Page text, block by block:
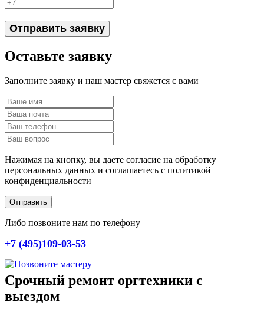
Отправить заявку
Оставьте заявку
Заполните заявку и наш мастер свяжется с вами
Нажимая на кнопку, вы даете согласие на обработку
персональных данных и соглашаетесь c политикой
конфиденциальности
Отправить
Либо позвоните нам по телефону
+7 (495)109-03-53
Срочный ремонт оргтехники с
выездом